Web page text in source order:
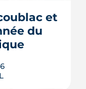
et
du